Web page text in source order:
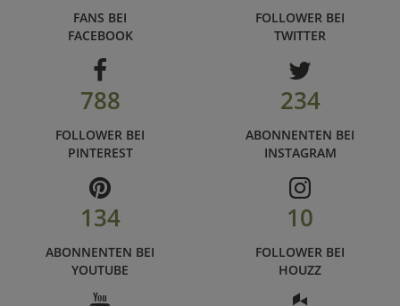
FANS BEI
FACEBOOK
FOLLOWER BEI
TWITTER
788
FOLLOWER BEI
PINTEREST
234
ABONNENTEN BEI
INSTAGRAM
134
ABONNENTEN BEI
YOUTUBE
10
FOLLOWER BEI
HOUZZ